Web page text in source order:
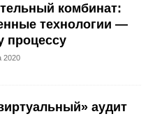
комбинат:
технологии —
процессу
2020
аудит